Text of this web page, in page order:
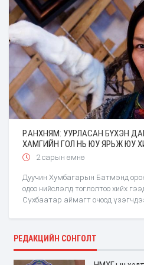
Р.АНХНЯМ: УУРЛАСАН БҮХЭН
ХАМГИЙН ГОЛ НЬ ЮУ ЯРЬЖ ЮУ
2 сарын өмнө
Дуучин Хумбагарын Батмэнд
одоо нийслэлд тоглолтоо хийх
Сүхбаатар аймагт очоод
РЕДАКЦИЙН СОНГОЛТ